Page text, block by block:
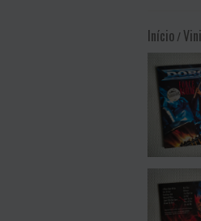
Início/